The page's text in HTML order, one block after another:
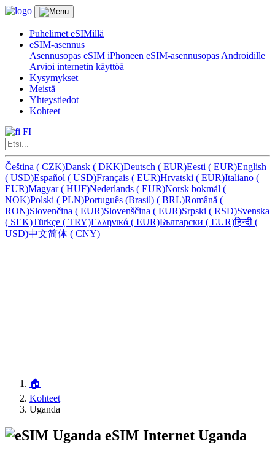
Puhelimet eSIMillä
eSIM-asennus
Asennusopas eSIM iPhoneen eSIM-asennusopas Androidille
Arvioi internetin käyttöä
Kysymykset
Meistä
Yhteystiedot
Kohteet
FI
Čeština ( CZK)Dansk ( DKK)Deutsch ( EUR)Eesti ( EUR)English
( USD)Español ( USD)Français ( EUR)Hrvatski ( EUR)Italiano (
EUR)Magyar( HUF)Nederlands ( EUR)Norsk bokmål (
NOK)Polski ( PLN)Português (Brasil) ( BRL)Română (
RON)Slovenčina ( EUR)Slovenščina ( EUR)Srpski ( RSD)Svenska
( SEK)Türkçe ( TRY)Ελληνικά ( EUR)Български ( EUR)हिन्दी (
USD)中文简体 ( CNY)
🏠
Kohteet
Uganda
eSIM Internet Uganda